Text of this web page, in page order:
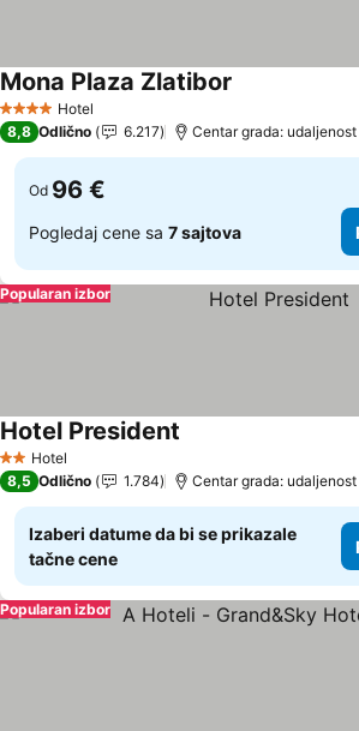
4 ZvezdiceHotel
Mona Plaza Zlatibor
8,8 Odlično 6.217 Centar grada:
Od 96 €
Pogledaj cene sa 7 sajtova
Popularan izbor
2 Zvezdice
Hotel
Hotel President
8,5 Odlično 1.784 Centar grada:
Izaberi datume da bi se prikazale
tačne cene
Popularan izbor